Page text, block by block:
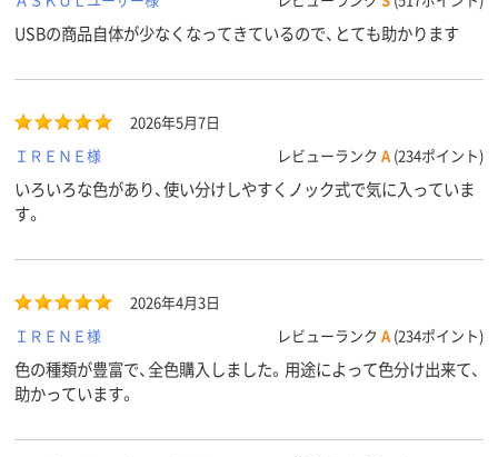
重量 約10g 8ｇ 8ｇ
USBの商品自体が少なくなってきているので、とても助かります
2026年5月7日
ＩＲＥＮＥ様
レビューランク A (234ポイント)
いろいろな色があり、使い分けしやすくノック式で気に入っていま
す。
2026年4月3日
ＩＲＥＮＥ様
レビューランク A (234ポイント)
色の種類が豊富で、全色購入しました。用途によって色分け出来て、
助かっています。